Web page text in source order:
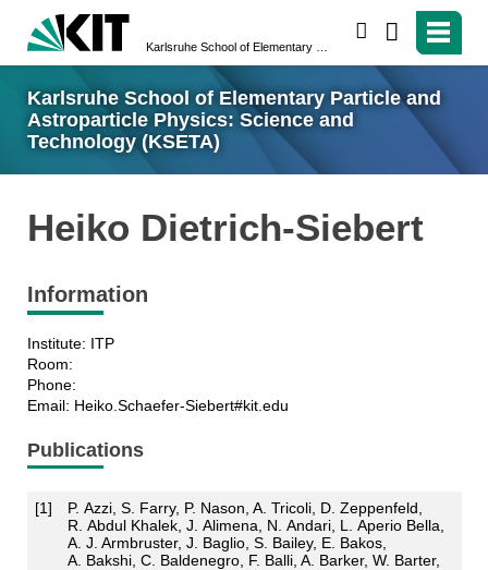
Karlsruhe School of Elementary Particle and
Astroparticle Physics: Science and
Technology (KSETA)
Heiko Dietrich-Siebert
Information
Institute: ITP
Room:
Phone:
Email: Heiko.Schaefer-Siebert#kit.edu
Publications
[1]
P. Azzi, S. Farry, P. Nason, A. Tricoli, D. Zeppenfeld,
R. Abdul Khalek, J. Alimena, N. Andari, L. Aperio Bella,
A. J. Armbruster, J. Baglio, S. Bailey, E. Bakos,
A. Bakshi, C. Baldenegro, F. Balli, A. Barker, W. Barter,